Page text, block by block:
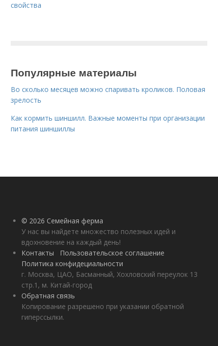
свойства
Популярные материалы
Во сколько месяцев можно спаривать кроликов. Половая
зрелость
Как кормить шиншилл. Важные моменты при организации
питания шиншиллы
© 2026 Семейная ферма
У нас вы найдете множество полезных идей и
вдохновение на каждый день!
Контакты
Пользовательское соглашение
Политика конфидециальности
г. Москва, ЦАО, Басманный, Хохловский переулок 13
стр.1, м. Китай-город
Обратная связь
Копирование разрешено при указании обратной
гиперссылки.